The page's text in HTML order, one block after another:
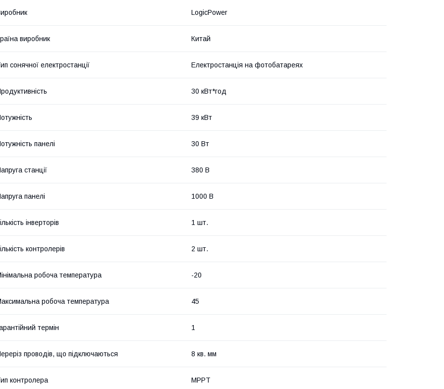
LogicPower
виробник Китай
сонячної електростанції Електростанція на фотобатареях
30 кВт*год
39 кВт
панелі 30 Вт
станції 380 В
панелі 1000 В
інверторів 1 шт.
контролерів 2 шт.
робоча температура -20
робоча температура 45
термін 1
проводів, що підключаються 8 кв. мм
контролера MPPT